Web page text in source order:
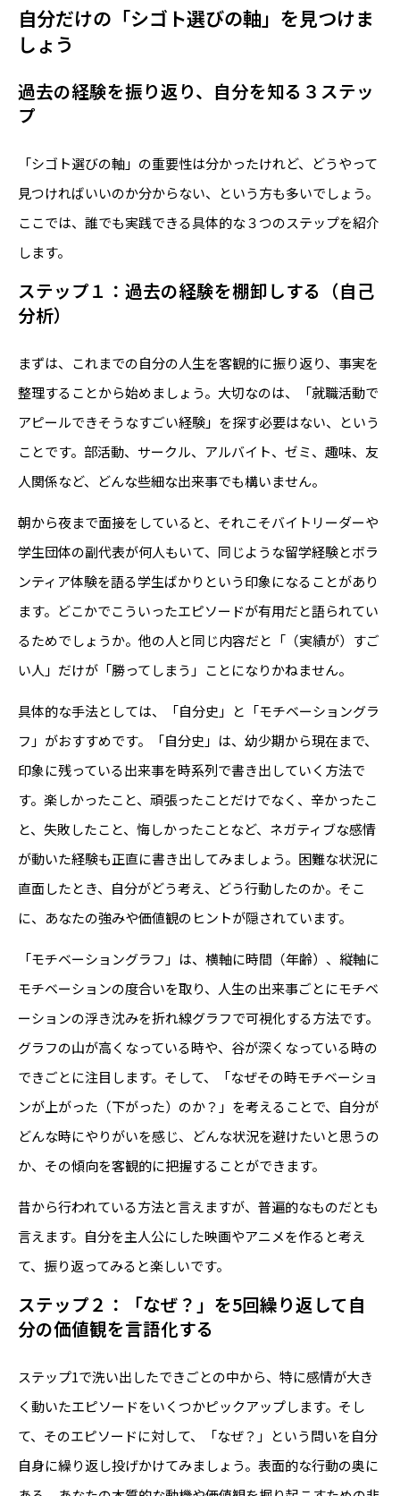
自分だけの「シゴト選びの軸」を見つけま
しょう
過去の経験を振り返り、自分を知る３ステッ
プ
「シゴト選びの軸」の重要性は分かったけれど、どうやって
見つければいいのか分からない、という方も多いでしょう。
ここでは、誰でも実践できる具体的な３つのステップを紹介
します。
ステップ１：過去の経験を棚卸しする（自己
分析）
まずは、これまでの自分の人生を客観的に振り返り、事実を
整理することから始めましょう。大切なのは、「就職活動で
アピールできそうなすごい経験」を探す必要はない、という
ことです。部活動、サークル、アルバイト、ゼミ、趣味、友
人関係など、どんな些細な出来事でも構いません。
朝から夜まで面接をしていると、それこそバイトリーダーや
学生団体の副代表が何人もいて、同じような留学経験とボラ
ンティア体験を語る学生ばかりという印象になることがあり
ます。どこかでこういったエピソードが有用だと語られてい
るためでしょうか。他の人と同じ内容だと「（実績が）すご
い人」だけが「勝ってしまう」ことになりかねません。
具体的な手法としては、「自分史」と「モチベーショングラ
フ」がおすすめです。「自分史」は、幼少期から現在まで、
印象に残っている出来事を時系列で書き出していく方法で
す。楽しかったこと、頑張ったことだけでなく、辛かったこ
と、失敗したこと、悔しかったことなど、ネガティブな感情
が動いた経験も正直に書き出してみましょう。困難な状況に
直面したとき、自分がどう考え、どう行動したのか。そこ
に、あなたの強みや価値観のヒントが隠されています。
「モチベーショングラフ」は、横軸に時間（年齢）、縦軸に
モチベーションの度合いを取り、人生の出来事ごとにモチベ
ーションの浮き沈みを折れ線グラフで可視化する方法です。
グラフの山が高くなっている時や、谷が深くなっている時の
できごとに注目します。そして、「なぜその時モチベーショ
ンが上がった（下がった）のか？」を考えることで、自分が
どんな時にやりがいを感じ、どんな状況を避けたいと思うの
か、その傾向を客観的に把握することができます。
昔から行われている方法と言えますが、普遍的なものだとも
言えます。自分を主人公にした映画やアニメを作ると考え
て、振り返ってみると楽しいです。
ステップ２：「なぜ？」を5回繰り返して自
分の価値観を言語化する
ステップ1で洗い出したできごとの中から、特に感情が大き
く動いたエピソードをいくつかピックアップします。そし
て、そのエピソードに対して、「なぜ？」という問いを自分
自身に繰り返し投げかけてみましょう。表面的な行動の奥に